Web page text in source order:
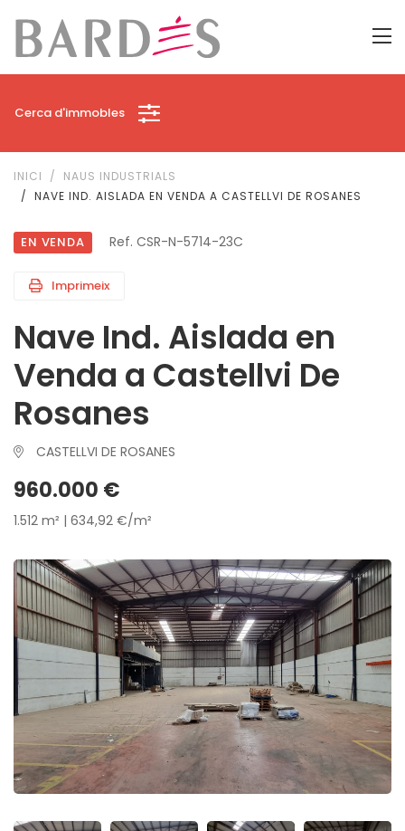
Cerca d'immobles
INICI
NAUS INDUSTRIALS
NAVE IND. AISLADA EN VENDA A CASTELLVI DE ROSANES
EN VENDA Ref. CSR-N-5714-23C
Imprimeix
Nave Ind. Aislada en
Venda a Castellvi De
Rosanes
CASTELLVI DE ROSANES
960.000 €
1.512 m² | 634,92 €/m²